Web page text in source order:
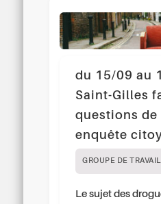
du 15/09 au
Saint-Gilles
questions de
enquête
GROUPE DE TRAVAIL
Le sujet des